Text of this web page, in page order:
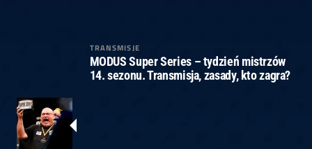
TRANSMISJE
MODUS Super Series – tydzień mistrzów
14. sezonu. Transmisja, zasady, kto zagra?